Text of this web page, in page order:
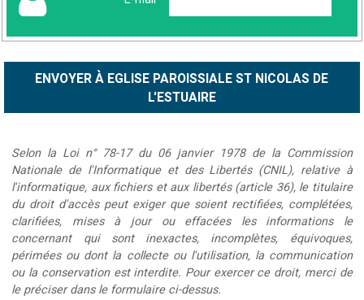
Selon la Loi n° 78-17 du 06 janvier 1978 de la Commission
Nationale de l'Informatique et des Libertés (CNIL), relative à
l'informatique, aux fichiers et aux libertés (article 36), le titulaire
du droit d'accès peut exiger que soient rectifiées, complétées,
clarifiées, mises à jour ou effacées les informations le
concernant qui sont inexactes, incomplètes, équivoques,
périmées ou dont la collecte ou l'utilisation, la communication
ou la conservation est interdite. Pour exercer ce droit, merci de
le préciser dans le formulaire ci-dessus.